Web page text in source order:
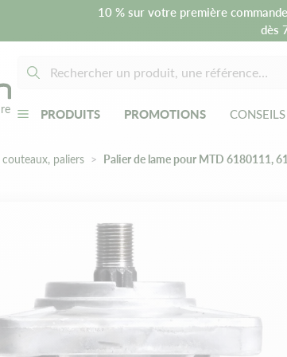
10 % sur votre première
dès
PRODUITS PROMOTIONS CONSEILS
paliers Palier de lame pour MTD 6180111,